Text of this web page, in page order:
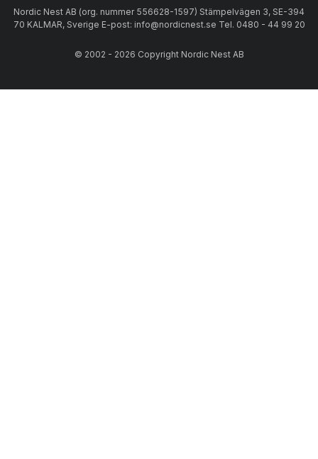
Nordic Nest AB (org. nummer 556628-1597) Stämpelvägen 3, SE-394
70 KALMAR, Sverige E-post: info@nordicnest.se Tel. 0480 - 44 99 20
© 2002 - 2026 Copyright Nordic Nest AB